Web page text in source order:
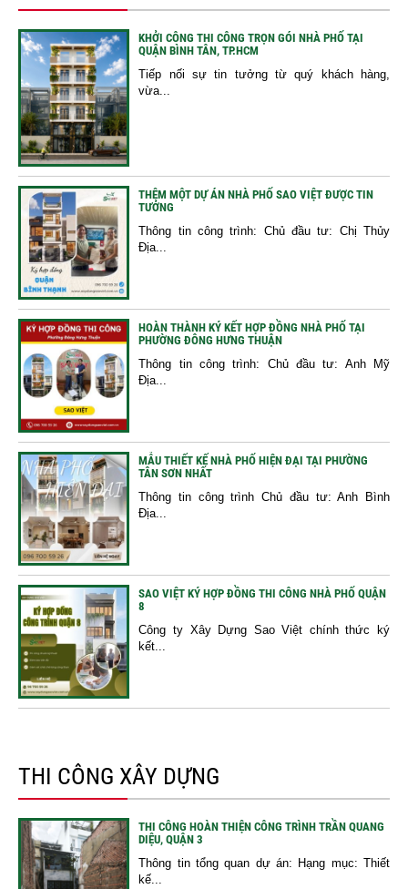
KHỞI CÔNG THI CÔNG TRỌN GÓI NHÀ PHỐ TẠI
QUẬN BÌNH TÂN, TP.HCM
Tiếp nối sự tin tưởng từ quý khách hàng,
vừa...
THÊM MỘT DỰ ÁN NHÀ PHỐ SAO VIỆT ĐƯỢC TIN
TƯỞNG
Thông tin công trình: Chủ đầu tư: Chị Thủy
Địa...
HOÀN THÀNH KÝ KẾT HỢP ĐỒNG NHÀ PHỐ TẠI
PHƯỜNG ĐÔNG HƯNG THUẬN
Thông tin công trình: Chủ đầu tư: Anh Mỹ
Địa...
MẪU THIẾT KẾ NHÀ PHỐ HIỆN ĐẠI TẠI PHƯỜNG
TÂN SƠN NHẤT
Thông tin công trình Chủ đầu tư: Anh Bình
Địa...
SAO VIỆT KÝ HỢP ĐỒNG THI CÔNG NHÀ PHỐ QUẬN
8
Công ty Xây Dựng Sao Việt chính thức ký
kết...
THI CÔNG XÂY DỰNG
THI CÔNG HOÀN THIỆN CÔNG TRÌNH TRẦN QUANG
DIỆU, QUẬN 3
Thông tin tổng quan dự án: Hạng mục: Thiết
kế...